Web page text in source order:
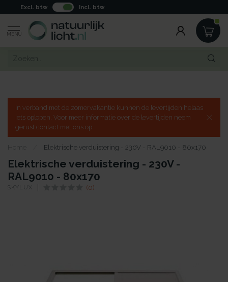
Excl. btw Incl. btw
MENU
In verband met de zomervakantie kunnen de levertijden helaas
iets oplopen. Voor meer informatie over de levertijden neem
gerust contact met ons op.
Home Elektrische verduistering - 230V - RAL9010 - 80x170
Elektrische verduistering - 230V -
RAL9010 - 80x170
SKYLUX (0)